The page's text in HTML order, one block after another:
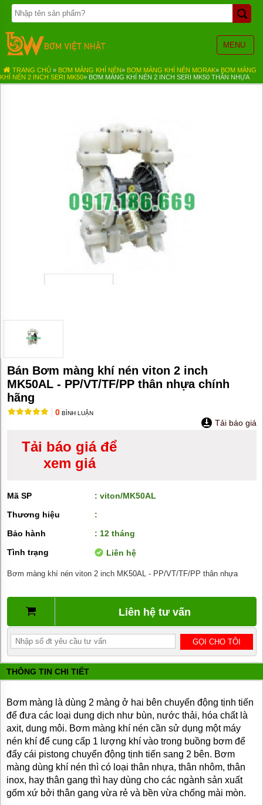
MENU
TRANG
CHỦ
BƠM
BÁNH
BƠM
TĂNG
VÍT
BƠM
THỰC
PHẨM
BƠM
BƠM
NGHIỆP
BƠM
TRUYỀN
BƠM KHÍ
HÓA
LỎNG,
BƠM KHÍ
AMONIAC
CƠ
ĐIỆN
VAN
VÒI
PHỤ
KIỆN
MÁY
BƠM
TRANG CHỦ » BƠM MÀNG KHÍ NÉN» BƠM MÀNG KHÍ NÉN MORAK» BƠM MÀNG
KHÍ NÉN 2 INCH SERI MK50» BƠM MÀNG KHÍ NÉN 2 INCH SERI MK50 THÂN NHỰA
Bán Bơm màng khí nén viton 2 inch
MK50AL - PP/VT/TF/PP thân nhựa chính
hãng
0 BÌNH LUẬN
Tải báo giá
Tải báo giá để
xem giá
Mã SP
: viton/MK50AL
Thương hiệu
:
Bảo hành
: 12 tháng
Tình trạng
Liên hệ
Bơm màng khí nén viton 2 inch MK50AL - PP/VT/TF/PP thân nhựa
Liên hệ tư vấn
THÔNG TIN CHI TIẾT
Bơm màng là dùng 2 màng ở hai bên chuyển động tịnh tiến
để đưa các loại dung dịch như bùn, nước thải, hóa chất là
axit, dung môi. Bơm màng khí nén cần sử dụng một máy
nén khí để cung cấp 1 lượng khí vào trong buồng bơm để
đẩy cái pistong chuyển động tịnh tiến sang 2 bên. Bơm
màng dùng khí nén thì có loại thân nhựa, thân nhôm, thân
inox, hay thân gang thì hay dùng cho các ngành sản xuất
gốm xứ bởi thân gang vừa rẻ và bền vừa chống mài mòn.